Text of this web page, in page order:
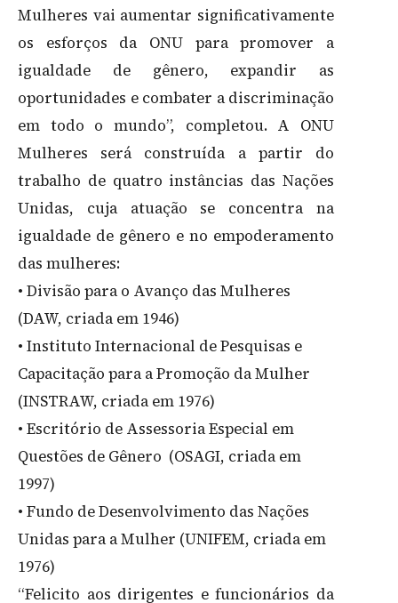
Mulheres vai aumentar significativamente
os esforços da ONU para promover a
igualdade de gênero, expandir as
oportunidades e combater a discriminação
em todo o mundo”, completou. A ONU
Mulheres será construída a partir do
trabalho de quatro instâncias das Nações
Unidas, cuja atuação se concentra na
igualdade de gênero e no empoderamento
das mulheres:
• Divisão para o Avanço das Mulheres
(DAW, criada em 1946)
• Instituto Internacional de Pesquisas e
Capacitação para a Promoção da Mulher
(INSTRAW, criada em 1976)
• Escritório de Assessoria Especial em
Questões de Gênero (OSAGI, criada em
1997)
• Fundo de Desenvolvimento das Nações
Unidas para a Mulher (UNIFEM, criada em
1976)
“Felicito aos dirigentes e funcionários da